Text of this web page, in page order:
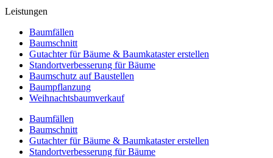
Leistungen
Baumfällen
Baumschnitt
Gutachter für Bäume & Baumkataster erstellen
Standortverbesserung für Bäume
Baumschutz auf Baustellen
Baumpflanzung
Weihnachtsbaumverkauf
Baumfällen
Baumschnitt
Gutachter für Bäume & Baumkataster erstellen
Standortverbesserung für Bäume